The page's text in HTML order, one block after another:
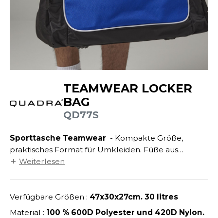
MEDIZIN/BEAUTY
BLUSEN
PRODUKTE
YOUR BRAND
SI ON L'APPELAIT FRANCIS
BY PROMODORO
HALES
VERANTWORTLICH
NACHHALTIGE ARTIKEL
TEAMWEAR LOCKER
BAG
QD77S
Sporttasche Teamwear
praktisches Format für Umkleiden. Füße aus
Gummi. Verstellbarer Schulterriemen, abnehmbar.
Weiterlesen
Verfügbare Größen : 47x30x27cm. 30 litres
Material : 100 % 600D Polyester und 420D Nylon.